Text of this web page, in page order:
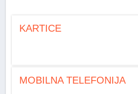
KARTICE
MOBILNA TELEFONIJA